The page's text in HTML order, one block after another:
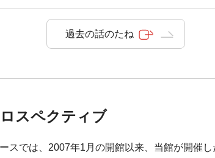
過去の話のたね
スペクティブ
スでは、2007年1月の開館以来、当館が開催し